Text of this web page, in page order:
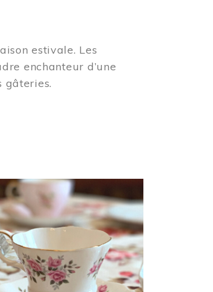
estivale. Les
enchanteur d’une
gâteries.